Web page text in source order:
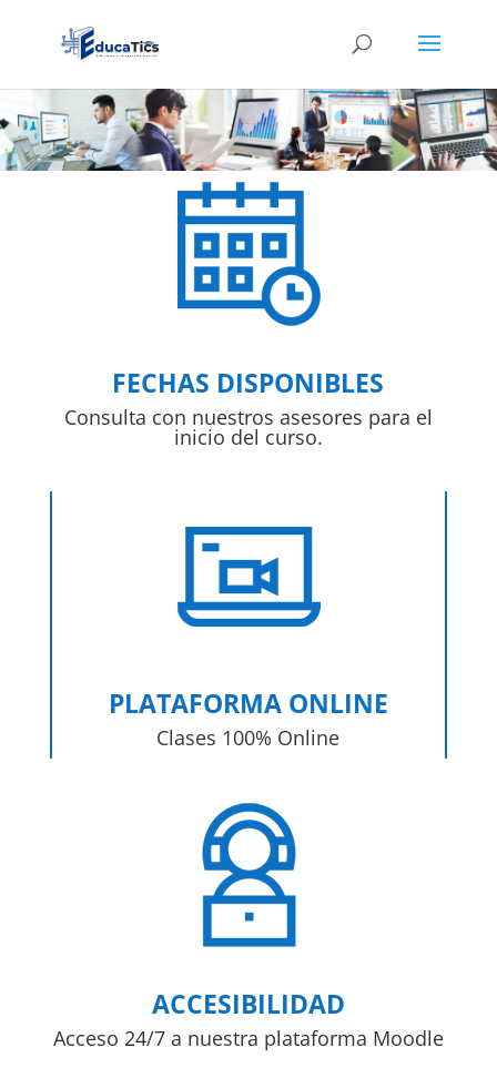
FECHAS DISPONIBLES
Consulta con nuestros asesores para el
inicio del curso.
PLATAFORMA ONLINE
Clases 100% Online
ACCESIBILIDAD
Acceso 24/7 a nuestra plataforma Moodle